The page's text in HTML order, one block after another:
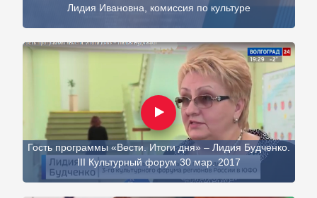
Лидия Ивановна, комиссия по культуре
Гость программы «Вести. Итоги дня» – Лидия Будченко.
III Культурный форум 30 мар. 2017